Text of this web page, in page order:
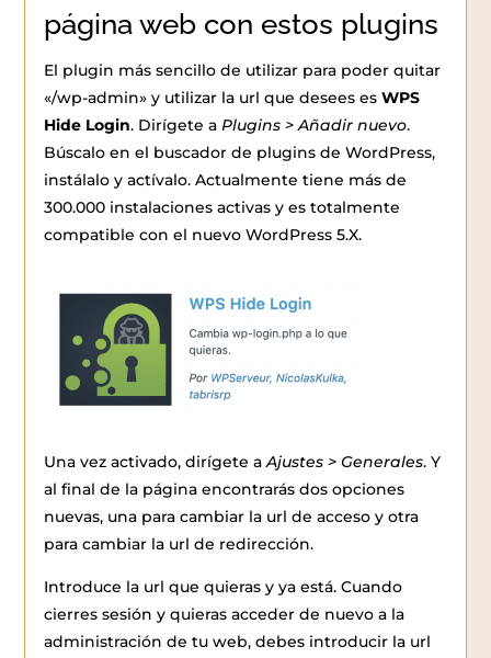
página web con estos plugins
El plugin más sencillo de utilizar para poder quitar
«/wp-admin» y utilizar la url que desees es WPS
Hide Login. Dirígete a Plugins > Añadir nuevo.
Búscalo en el buscador de plugins de WordPress,
instálalo y actívalo. Actualmente tiene más de
300.000 instalaciones activas y es totalmente
compatible con el nuevo WordPress 5.X.
Una vez activado, dirígete aAjustes > Generales. Y
al final de la página encontrarás dos opciones
nuevas, una para cambiar la url de acceso y otra
para cambiar la url de redirección.
Introduce la url que quieras y ya está. Cuando
cierres sesión y quieras acceder de nuevo a la
administración de tu web, debes introducir la url